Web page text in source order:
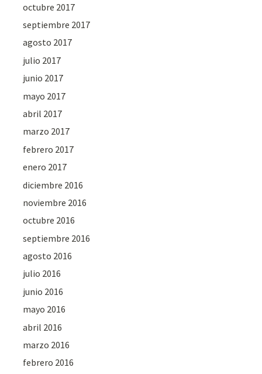
octubre 2017
septiembre 2017
agosto 2017
julio 2017
junio 2017
mayo 2017
abril 2017
marzo 2017
febrero 2017
enero 2017
diciembre 2016
noviembre 2016
octubre 2016
septiembre 2016
agosto 2016
julio 2016
junio 2016
mayo 2016
abril 2016
marzo 2016
febrero 2016